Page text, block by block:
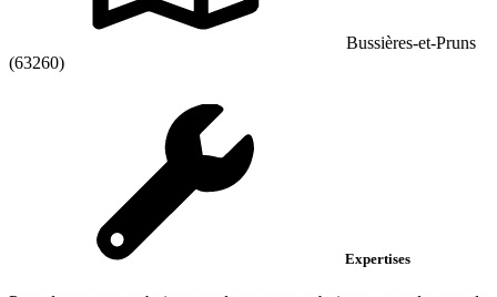
Bussières-et-Pruns
(63260)
Expertises